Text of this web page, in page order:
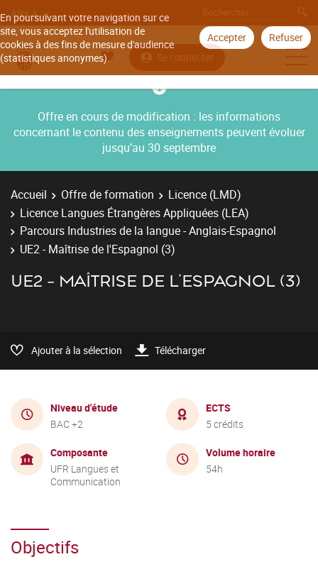
En poursuivant votre navigation sur ce
site, vous acceptez l'utilisation de
cookies à des fins de mesure d'audience
(statistiques anonymes).
Accepter Refuser
Aller à
Se connecter
Offre en cours de modification : les informations
concernant le contenu des enseignements peuvent évoluer
jusqu’au 30 septembre
Accueil Offre de formation
Licence (LMD)
Licence Langues Étrangères Appliquées (LEA)
Parcours Industries de la langue - Anglais-Espagnol
UE2 - Maîtrise de l'Espagnol (3)
UE2 - MAÎTRISE DE L'ESPAGNOL (3)
Ajouter à la sélection Télécharger
Niveau d'étude
BAC +2
ECTS
5 crédits
Composante
UFR Langues et
Communication
Volume horaire
54h
Objectifs